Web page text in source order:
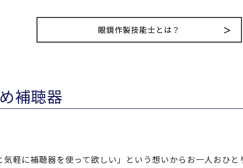
眼鏡作製技能士とは？
補聴器
軽に補聴器を使って欲しい」という想いからお一人おひ